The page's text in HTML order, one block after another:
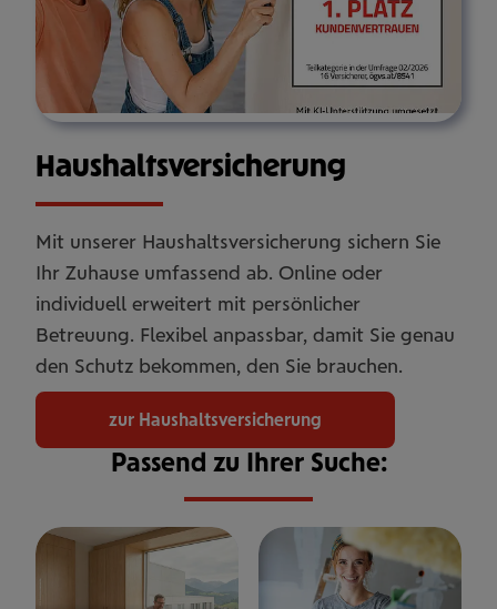
Haus­halts­ver­si­che­rung
Mit unserer Haushaltsversicherung sichern Sie
Ihr Zuhause umfassend ab. Online oder
individuell erweitert mit persönlicher
Betreuung. Flexibel anpassbar, damit Sie genau
den Schutz bekommen, den Sie brauchen.
zur Haushaltsversicherung
Passend zu Ihrer Suche: